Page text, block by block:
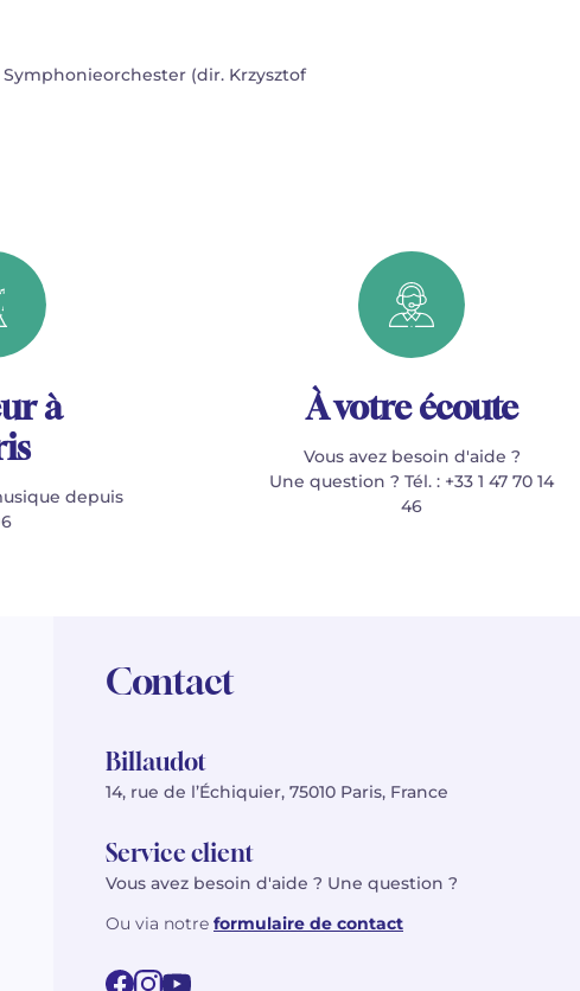
(dir. Krzysztof
à
depuis
À votre écoute
Vous avez besoin d'aide ?
Une question ? Tél. : +33 1 47 70 14
46
Contact
Billaudot
14, rue de l’Échiquier, 75010 Paris, France
Service client
Vous avez besoin d'aide ? Une question ?
Ou via notre formulaire de contact